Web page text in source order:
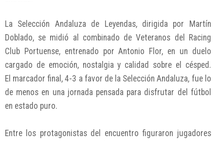
La Selección Andaluza de Leyendas, dirigida por Martín
Doblado, se midió al combinado de Veteranos del Racing
Club Portuense, entrenado por Antonio Flor, en un duelo
cargado de emoción, nostalgia y calidad sobre el césped.
El marcador final, 4-3 a favor de la Selección Andaluza, fue lo
de menos en una jornada pensada para disfrutar del fútbol
en estado puro.
Entre los protagonistas del encuentro figuraron jugadores